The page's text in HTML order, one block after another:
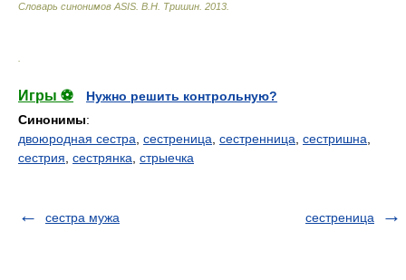
Словарь синонимов ASIS. В.Н. Тришин 2013
Игры ⚽
Нужно решить контрольную?
Синонимы:
двоюродная сестра сестреница сестренница сестришна
сестрия сестрянка стрыечка
сестра мужа сестреница